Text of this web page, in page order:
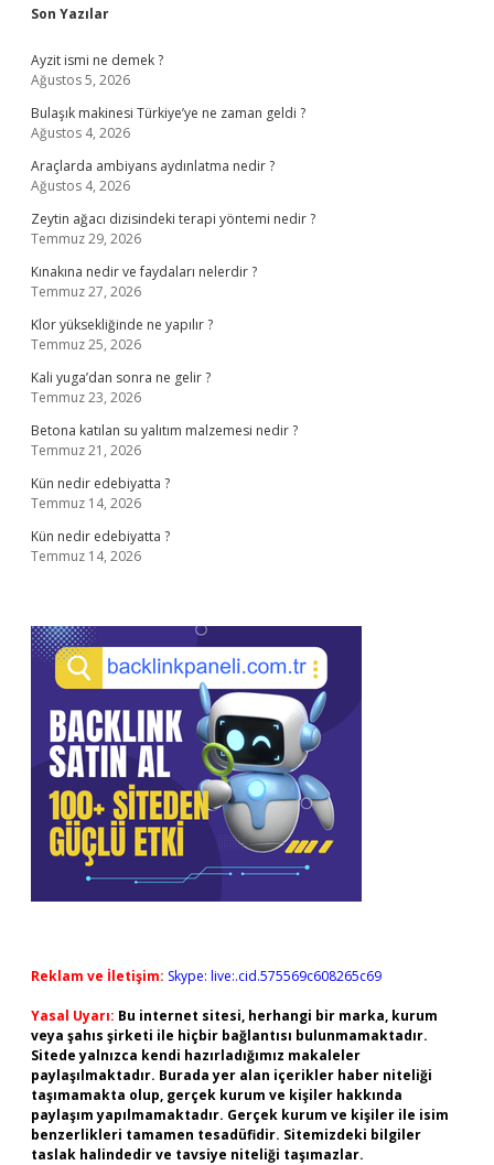
Sidebar
Son Yazılar
Ayzit ismi ne demek ?
Ağustos 5, 2026
Bulaşık makinesi Türkiye’ye ne zaman geldi ?
Ağustos 4, 2026
Araçlarda ambiyans aydınlatma nedir ?
Ağustos 4, 2026
Zeytin ağacı dizisindeki terapi yöntemi nedir ?
Temmuz 29, 2026
Kınakına nedir ve faydaları nelerdir ?
Temmuz 27, 2026
Klor yüksekliğinde ne yapılır ?
Temmuz 25, 2026
Kali yuga’dan sonra ne gelir ?
Temmuz 23, 2026
Betona katılan su yalıtım malzemesi nedir ?
Temmuz 21, 2026
Kün nedir edebiyatta ?
Temmuz 14, 2026
Kün nedir edebiyatta ?
Temmuz 14, 2026
Reklam ve İletişim: Skype: live:.cid.575569c608265c69
Yasal Uyarı: Bu internet sitesi, herhangi bir marka, kurum
veya şahıs şirketi ile hiçbir bağlantısı bulunmamaktadır.
Sitede yalnızca kendi hazırladığımız makaleler
paylaşılmaktadır. Burada yer alan içerikler haber niteliği
taşımamakta olup, gerçek kurum ve kişiler hakkında
paylaşım yapılmamaktadır. Gerçek kurum ve kişiler ile isim
benzerlikleri tamamen tesadüfidir. Sitemizdeki bilgiler
taslak halindedir ve tavsiye niteliği taşımazlar.